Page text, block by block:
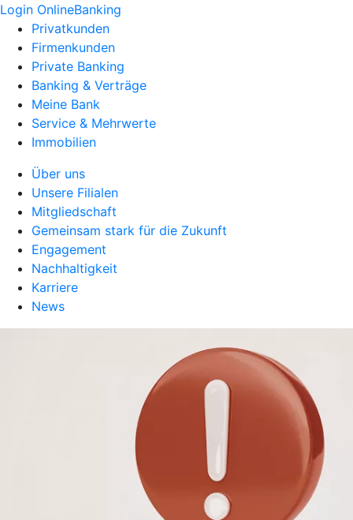
Login OnlineBanking
Privatkunden
Firmenkunden
Private Banking
Banking & Verträge
Meine Bank
Service & Mehrwerte
Immobilien
Über uns
Unsere Filialen
Mitgliedschaft
Gemeinsam stark für die Zukunft
Engagement
Nachhaltigkeit
Karriere
News